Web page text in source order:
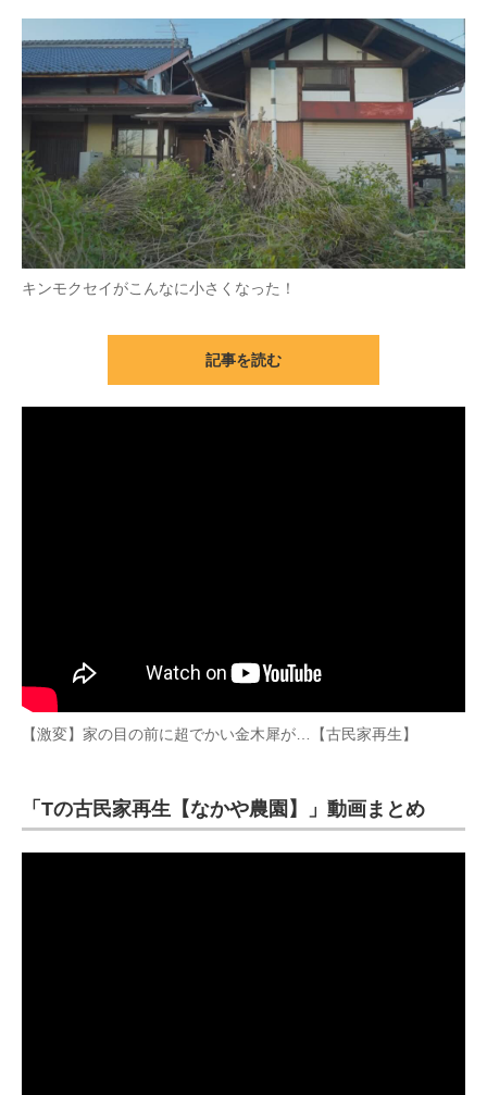
キンモクセイがこんなに小さくなった！
記事を読む
【激変】家の目の前に超でかい金木犀が…【古民家再生】
「Tの古民家再生【なかや農園】」動画まとめ